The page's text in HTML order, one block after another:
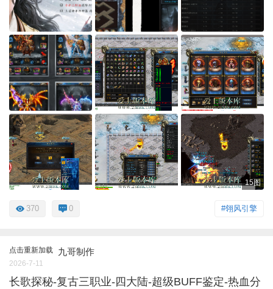
15图
#翎风引擎
370 0
点击重新加载 九哥制作
2026-7-11
长歌探秘-复古三职业-四大陆-超级BUFF鉴定-热血分